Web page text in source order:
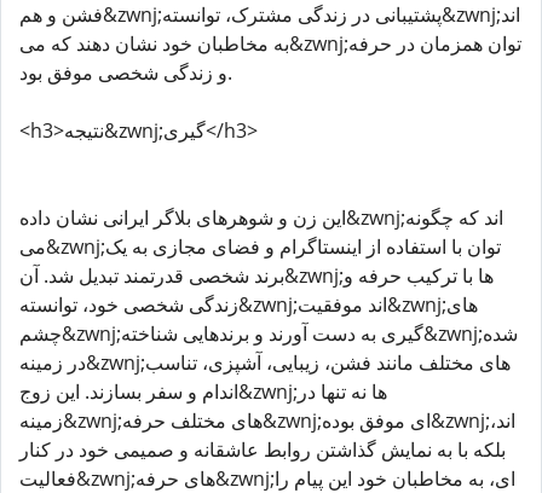
فشن و هم&zwnj;پشتیبانی در زندگی مشترک، توانسته&zwnj;اند
به مخاطبان خود نشان دهند که می&zwnj;توان همزمان در حرفه
و زندگی شخصی موفق بود.
<h3>نتیجه&zwnj;گیری</h3>
این زن و شوهرهای بلاگر ایرانی نشان داده&zwnj;اند که چگونه
می&zwnj;توان با استفاده از اینستاگرام و فضای مجازی به یک
برند شخصی قدرتمند تبدیل شد. آن&zwnj;ها با ترکیب حرفه و
زندگی شخصی خود، توانسته&zwnj;اند موفقیت&zwnj;های
چشم&zwnj;گیری به دست آورند و برندهایی شناخته&zwnj;شده
در زمینه&zwnj;های مختلف مانند فشن، زیبایی، آشپزی، تناسب
اندام و سفر بسازند. این زوج&zwnj;ها نه تنها در
زمینه&zwnj;های مختلف حرفه&zwnj;ای موفق بوده&zwnj;اند،
بلکه با به نمایش گذاشتن روابط عاشقانه و صمیمی خود در کنار
فعالیت&zwnj;های حرفه&zwnj;ای، به مخاطبان خود این پیام را